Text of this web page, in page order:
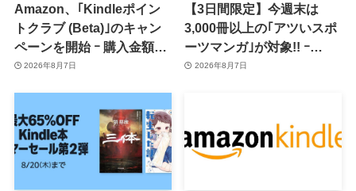
Amazon、｢Kindleポイン
トクラブ (Beta)｣のキャン
ペーンを開始 ｰ 購入金額に
応じて来月のポイント還元
2026年8月7日
【3日間限定】今週末は
3,000冊以上の｢アツいスポ
ーツマンガ｣が対象!! ｰ
｢Amazonマンガ毎週末セ
2026年8月7日